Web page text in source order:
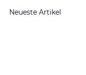
Neueste Artikel